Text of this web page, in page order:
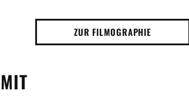
ZUR FILMOGRAPHIE